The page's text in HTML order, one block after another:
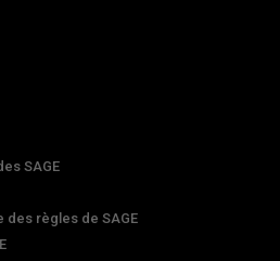
SAGE
des règles de SAGE